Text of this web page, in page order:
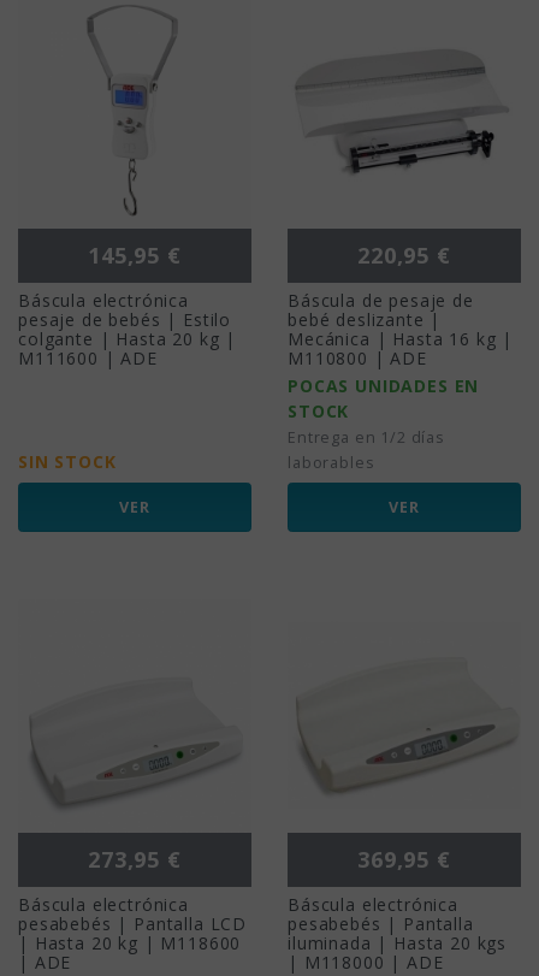
Precio
145,95 €
Báscula electrónica
pesaje de bebés | Estilo
colgante | Hasta 20 kg |
M111600 | ADE
SIN STOCK
VER
Precio
220,95 €
Báscula de pesaje de
bebé deslizante |
Mecánica | Hasta 16 kg |
M110800 | ADE
POCAS UNIDADES EN
STOCK
Entrega en 1/2 días
laborables
VER
Precio
273,95 €
Báscula electrónica
pesabebés | Pantalla LCD
| Hasta 20 kg | M118600
| ADE
Precio
369,95 €
Báscula electrónica
pesabebés | Pantalla
iluminada | Hasta 20 kgs
| M118000 | ADE